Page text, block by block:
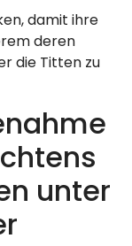
damit ihre
deren
die Titten zu
unter